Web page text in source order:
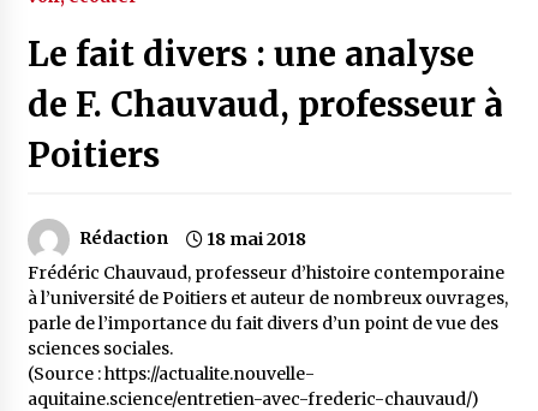
Le fait divers : une analyse
de F. Chauvaud, professeur à
Poitiers
Rédaction
18 mai 2018
Frédéric Chauvaud, professeur d’histoire contemporaine
à l’université de Poitiers et auteur de nombreux ouvrages,
parle de l’importance dufait diversd’un point de vue des
sciences sociales.
(Source : https://actualite.nouvelle-
aquitaine.science/entretien-avec-frederic-chauvaud/)